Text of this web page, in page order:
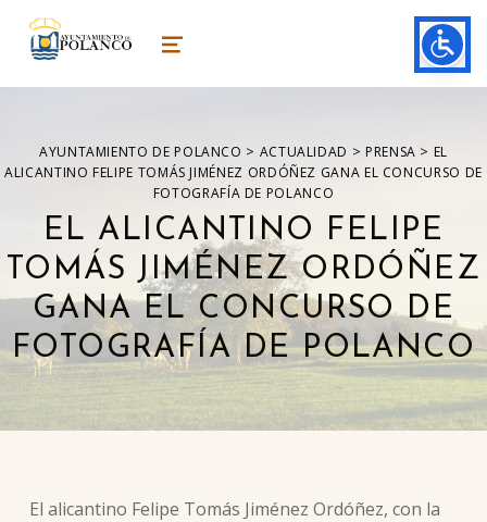
ayuntamiento de polanco
AYUNTAMIENTO DE POLANCO MENU
AYUNTAMIENTO DE POLANCO > ACTUALIDAD > PRENSA > EL
ALICANTINO FELIPE TOMÁS JIMÉNEZ ORDÓÑEZ GANA EL CONCURSO DE
FOTOGRAFÍA DE POLANCO
EL ALICANTINO FELIPE
TOMÁS JIMÉNEZ ORDÓÑEZ
GANA EL CONCURSO DE
FOTOGRAFÍA DE POLANCO
El alicantino Felipe Tomás Jiménez Ordóñez, con la